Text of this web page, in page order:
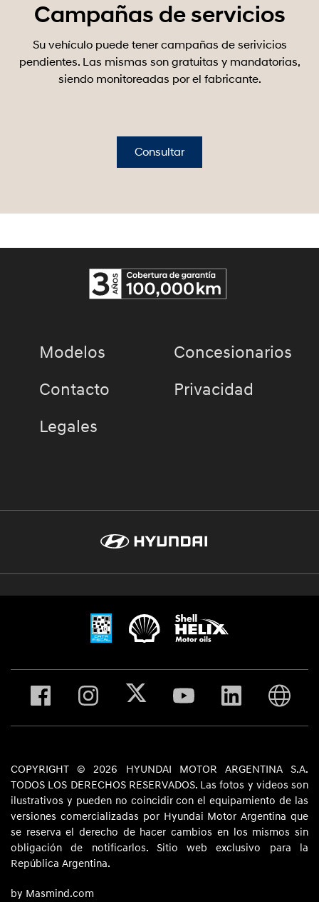
Campañas de servicios
Su vehículo puede tener campañas de serivicios
pendientes. Las mismas son gratuitas y mandatorias,
siendo monitoreadas por el fabricante.
Consultar
Modelos
Concesionarios
Contacto
Privacidad
Legales
COPYRIGHT © 2026 HYUNDAI MOTOR ARGENTINA S.A.
TODOS LOS DERECHOS RESERVADOS. Las fotos y videos son
ilustrativos y pueden no coincidir con el equipamiento de las
versiones comercializadas por Hyundai Motor Argentina que
se reserva el derecho de hacer cambios en los mismos sin
obligación de notificarlos. Sitio web exclusivo para la
República Argentina.
by Masmind.com